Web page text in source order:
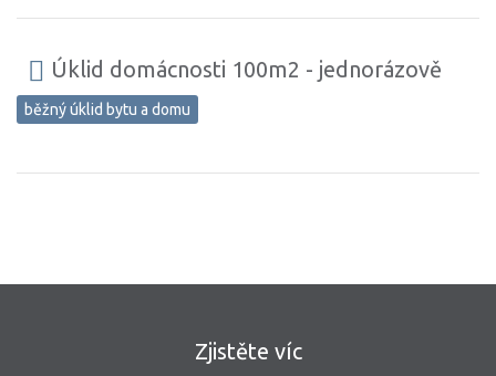
Úklid domácnosti 100m2 - jednorázově
běžný úklid bytu a domu
Zjistěte víc